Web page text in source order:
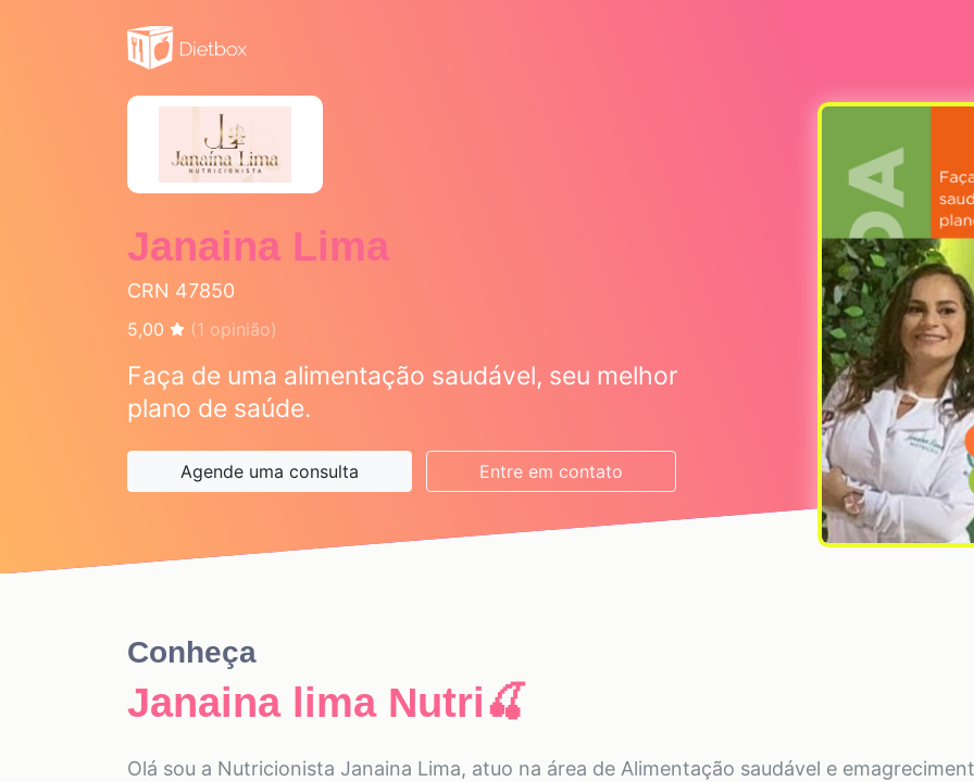
Janaina Lima
CRN 47850
5,00 (1 opinião)
Faça de uma alimentação saudável, seu melhor
plano de saúde.
Agende uma consulta Entre em contato
Conheça
Janaina lima Nutri🍒
Olá sou a Nutricionista Janaina Lima, atuo na área de Alimentação saudável e